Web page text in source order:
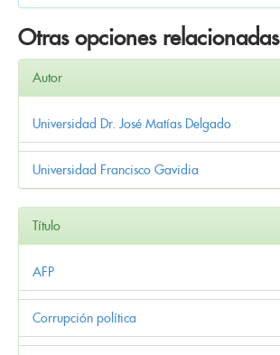
Otras opciones relacionadas
Autor
Universidad Dr. José Matías Delgado
Universidad Francisco Gavidia
Título
AFP
Corrupción política